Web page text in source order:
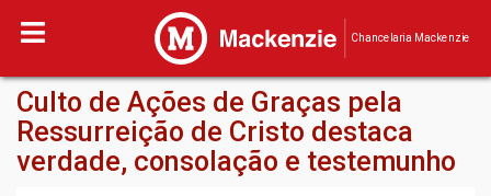
Chancelaria Mackenzie
Culto de Ações de Graças pela
Ressurreição de Cristo destaca
verdade, consolação e testemunho